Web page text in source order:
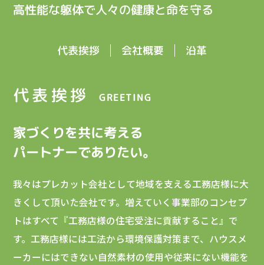
高性能な躯体で人々の健康と命を守る
代表挨拶 会社概要 沿革
代表挨拶 GREETING
家づくりを共に考える
パートナーでありたい。
我々はプレカット会社として地域を支える工務店様に大
きくして頂いた会社です。増えていく事業部のコンセプ
トはすべて『工務店様の住宅受注に貢献すること』で
す。工務店様には工法から環境保護対策まで、ハウスメ
ーカーにはできない自然素材の使用や従来にない機能を